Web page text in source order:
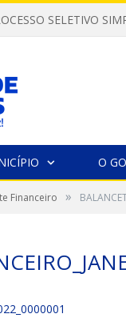
SELETIVO
O
Financeiro »